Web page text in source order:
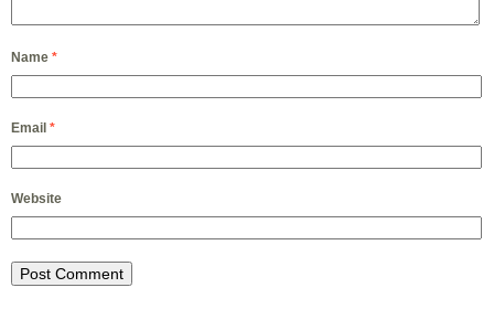
Name *
Email *
Website